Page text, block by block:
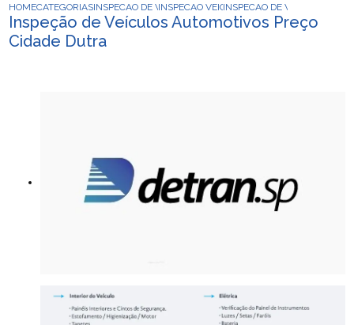
HOMECATEGORIASINSPECAO DE VEICULOSINSPECAO VEICULAR DETRAN
INSPECAO DE VEICULOS
Inspeção de Veículos Automotivos Preço
Cidade Dutra